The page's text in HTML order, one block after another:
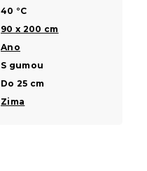
40 °C
90 x 200 cm
Ano
S gumou
Do 25 cm
Zima